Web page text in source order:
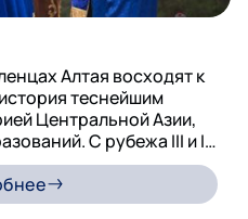
Алтая восходят к
теснейшим
Центральной Азии,
С рубежа III и II
э. они находились в
гуннов,
Монголии